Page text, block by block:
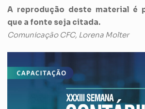
A reprodução deste material é
que a fonte seja citada.
Comunicação CFC, Lorena Molter